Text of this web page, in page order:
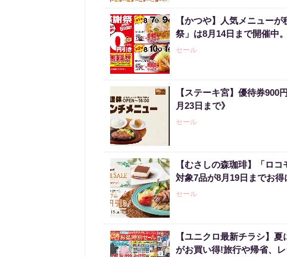
【かつや】人気メニュー
祭」は8月14日まで開催中。
セール
【ステーキ宮】優待券
月23日まで》
セール
【むさしの森珈琲】「ロ
対象7品が8月19日までお得
セール
【ユニクロ最新チラシ】
がお買い得!旅行や帰省、